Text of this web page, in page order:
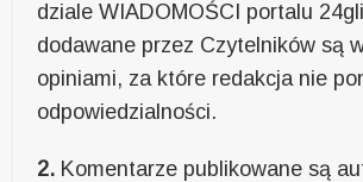
dziale WIADOMOŚCI portalu
dodawane przez Czytelników są
opiniami, za które redakcja nie
odpowiedzialności.
2. Komentarze publikowane są